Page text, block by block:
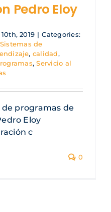
Pedro Eloy
2019 | Categories:
Sistemas de
, calidad,
,Servicio al
de programas de
Eloy
c
0